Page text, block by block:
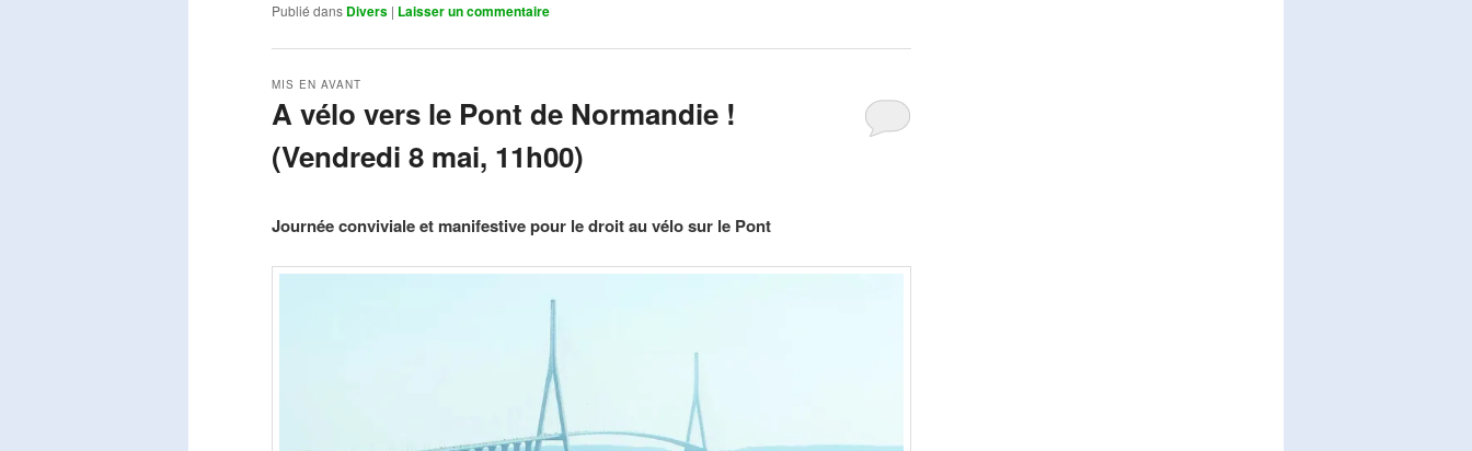
Publié dans Divers | Laisser un commentaire
A vélo vers le Pont de Normandie !
(Vendredi 8 mai, 11h00)
MIS EN AVANT
Journée conviviale et manifestive pour le droit au vélo sur le Pont